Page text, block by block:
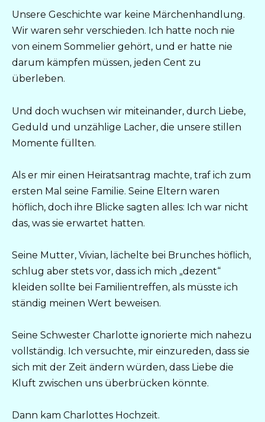
Unsere Geschichte war keine Märchenhandlung.
Wir waren sehr verschieden. Ich hatte noch nie
von einem Sommelier gehört, und er hatte nie
darum kämpfen müssen, jeden Cent zu
überleben.
Und doch wuchsen wir miteinander, durch Liebe,
Geduld und unzählige Lacher, die unsere stillen
Momente füllten.
Als er mir einen Heiratsantrag machte, traf ich zum
ersten Mal seine Familie. Seine Eltern waren
höflich, doch ihre Blicke sagten alles: Ich war nicht
das, was sie erwartet hatten.
Seine Mutter, Vivian, lächelte bei Brunches höflich,
schlug aber stets vor, dass ich mich „dezent“
kleiden sollte bei Familientreffen, als müsste ich
ständig meinen Wert beweisen.
Seine Schwester Charlotte ignorierte mich nahezu
vollständig. Ich versuchte, mir einzureden, dass sie
sich mit der Zeit ändern würden, dass Liebe die
Kluft zwischen uns überbrücken könnte.
Dann kam Charlottes Hochzeit.